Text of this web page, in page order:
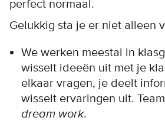
perfect normaal.
Gelukkig sta je er niet alleen
We werken meestal in
wisselt ideeën uit met je
elkaar vragen, je deelt
wisselt ervaringen uit.
dream work.